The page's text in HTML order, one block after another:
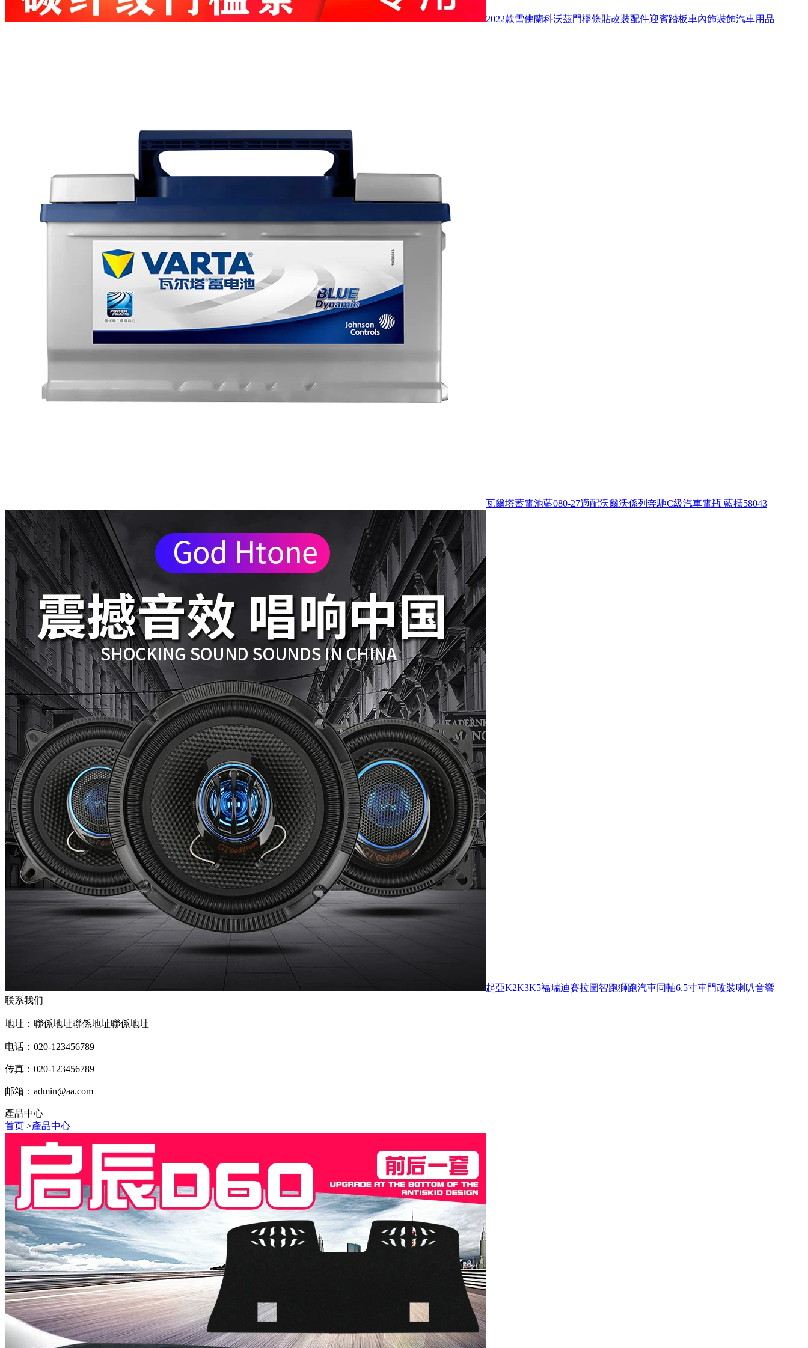
2022款雪佛蘭科沃茲門檻條貼改裝配件迎賓踏板車內飾裝飾汽車用品
瓦爾塔蓄電池藍080-27適配沃爾沃係列奔馳C級汽車電瓶 藍標58043
起亞K2K3K5福瑞迪賽拉圖智跑獅跑汽車同軸6.5寸車門改裝喇叭音響
联系我们
地址：聯係地址聯係地址聯係地址
电话：020-123456789
传真：020-123456789
邮箱： admin@aa.com
產品中心
首页 >產品中心